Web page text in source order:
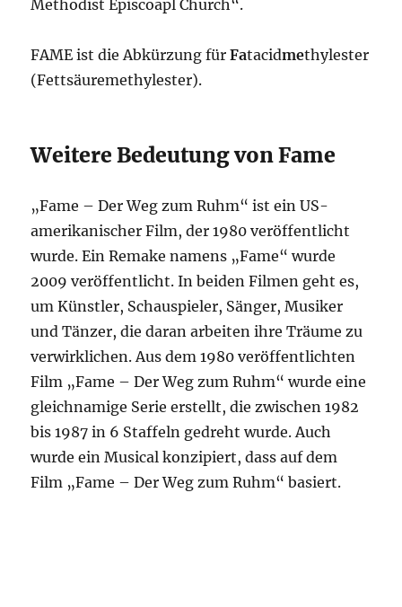
Methodist Episcoapl Church“.
FAME ist die Abkürzung fürFatacidmethylester
(Fettsäuremethylester).
Weitere Bedeutung von Fame
„Fame – Der Weg zum Ruhm“ ist ein US-
amerikanischer Film, der 1980 veröffentlicht
wurde. Ein Remake namens „Fame“ wurde
2009 veröffentlicht. In beiden Filmen geht es,
um Künstler, Schauspieler, Sänger, Musiker
und Tänzer, die daran arbeiten ihre Träume zu
verwirklichen. Aus dem 1980 veröffentlichten
Film „Fame – Der Weg zum Ruhm“ wurde eine
gleichnamige Serie erstellt, die zwischen 1982
bis 1987 in 6 Staffeln gedreht wurde. Auch
wurde ein Musical konzipiert, dass auf dem
Film „Fame – Der Weg zum Ruhm“ basiert.